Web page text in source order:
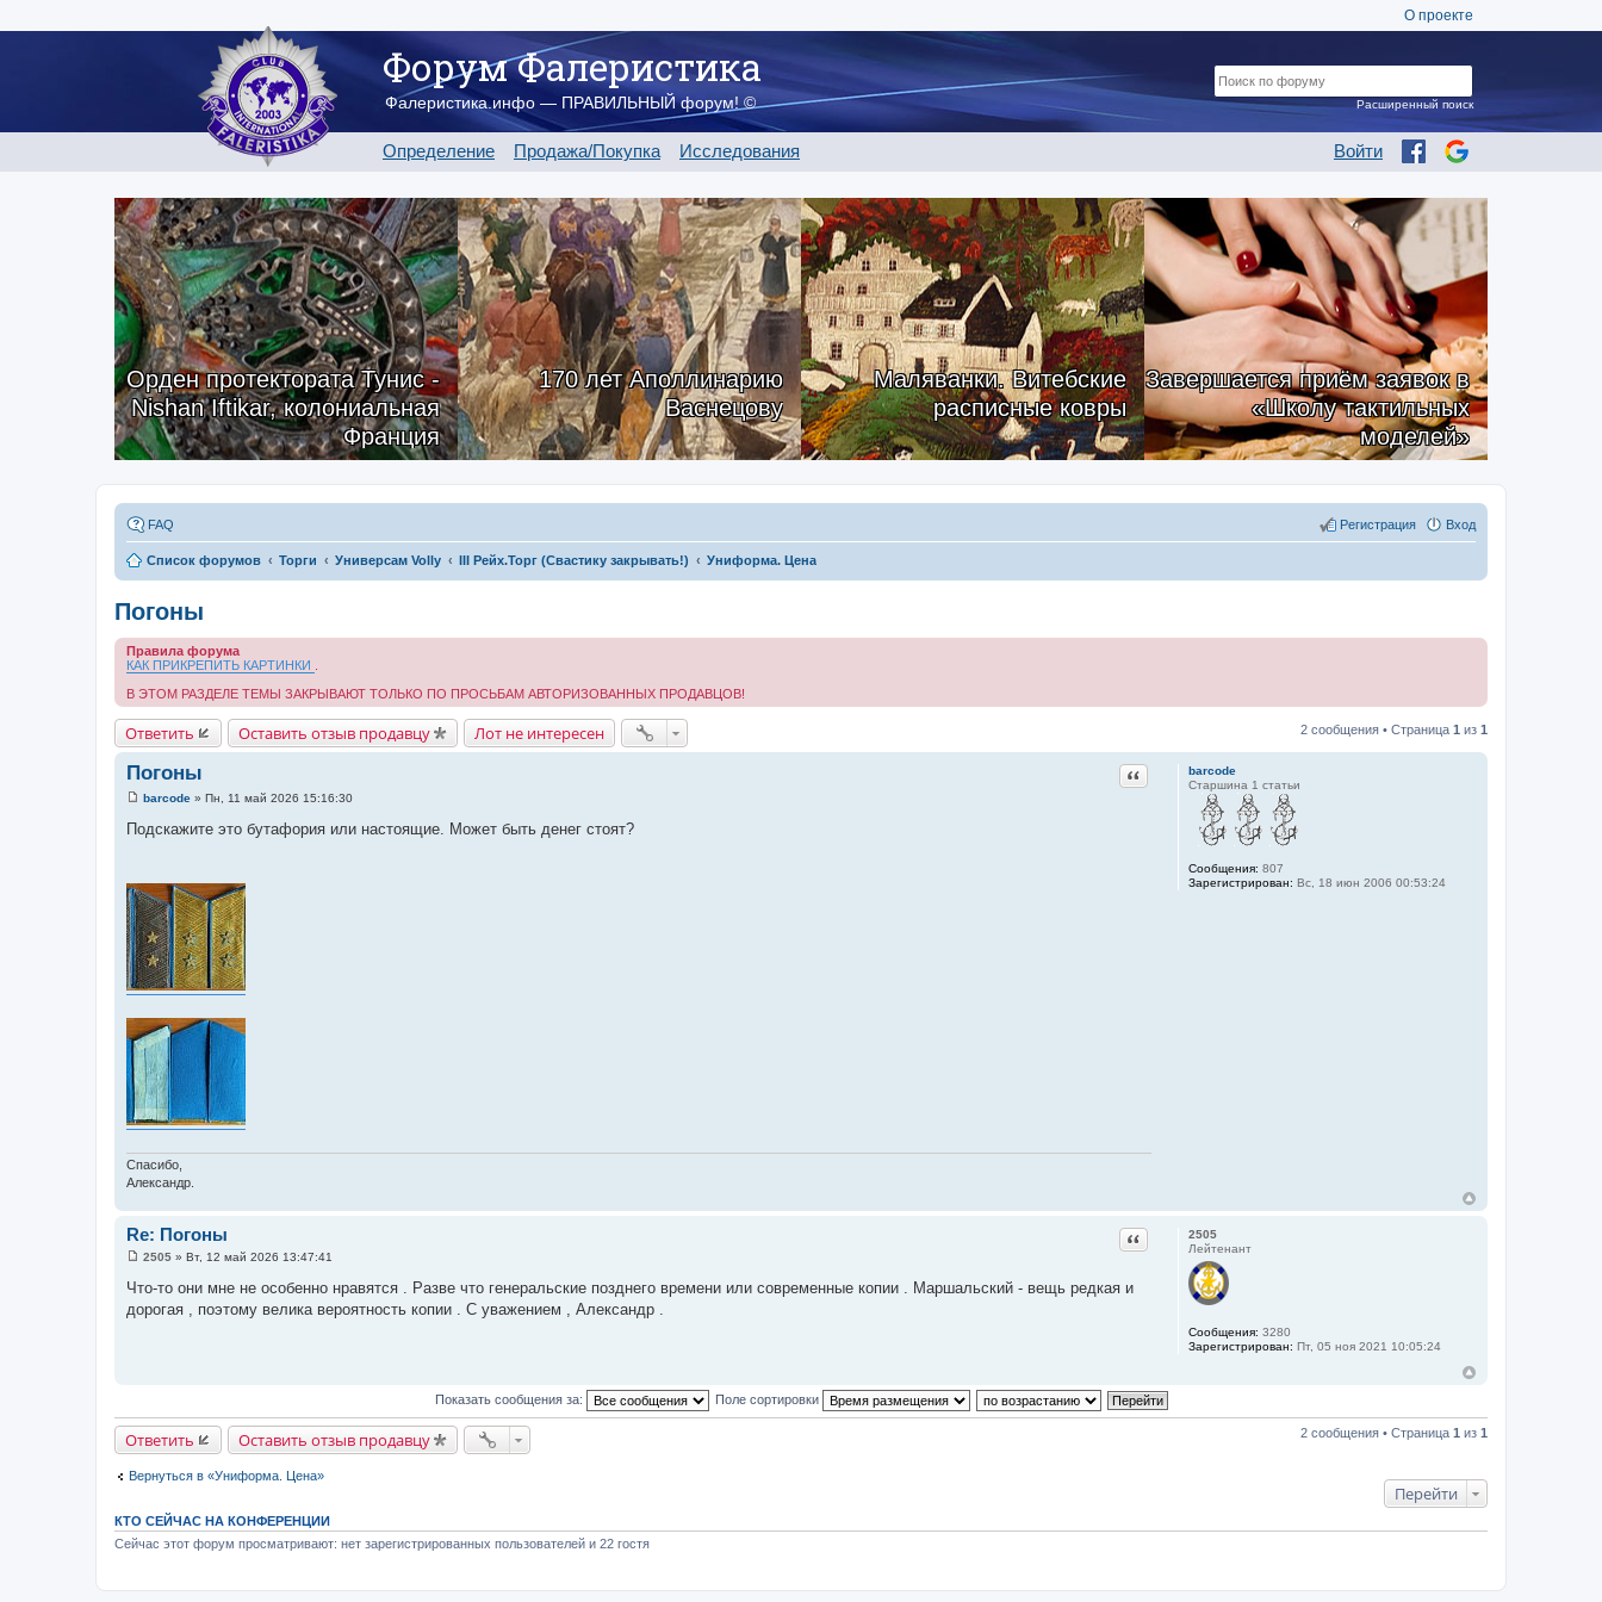
О проекте
Форум Фалеристика
Фалеристика.инфо — ПРАВИЛЬНЫЙ форум! ©
Определение Продажа/Покупка Исследования Войти
Расширенный поиск
Орден протектората Тунис -
Nishan Iftikar, колониальная
Франция
170 лет Аполлинарию
Васнецову
Маляванки. Витебские
расписные ковры
Завершается приём заявок в
«Школу тактильных
моделей»
FAQ Вход
Регистрация
Список форумов Торги Универсам Volly III Рейх.Торг (Свастику закрывать!) Униформа. Цена
Погоны
Правила форума
КАК ПРИКРЕПИТЬ КАРТИНКИ
В ЭТОМ РАЗДЕЛЕ ТЕМЫ ЗАКРЫВАЮТ ТОЛЬКО ПО ПРОСЬБАМ АВТОРИЗОВАННЫХ ПРОДАВЦОВ!
Ответить Оставить отзыв продавцу Лот не интересен 2 сообщения • Страница 1 из 1
barcode
Старшина 1 статьи
Сообщения: 807
Зарегистрирован: Вс, 18 июн 2006 00:53:24
Погоны Цитата
о
н
и
е
barcode » Пн, 11 май 2026 15:16:30
Подскажите это бутафория или настоящие. Может быть денег стоят?
Спасибо,
Александр.
2505
Лейтенант
Сообщения: 3280
Зарегистрирован: Пт, 05 ноя 2021 10:05:24
Re: Погоны Цитата
о
о
б
2505 » Вт, 12 май 2026 13:47:41
Что-то они мне не особенно нравятся . Разве что генеральские позднего времени или современные копии . Маршальский - вещь редкая и
дорогая , поэтому велика вероятность копии . С уважением , Александр .
Показать сообщения за: Поле сортировки
Ответить Оставить отзыв продавцу 2 сообщения • Страница 1 из 1
Вернуться в «Униформа. Цена»
Перейти
КТО СЕЙЧАС НА КОНФЕРЕНЦИИ
Сейчас этот форум просматривают: нет зарегистрированных пользователей и 22 гостя